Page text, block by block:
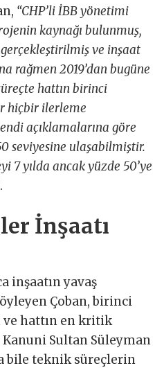
“CHP’li İBB yönetimi
kaynağı bulunmuş,
ve inşaat
rağmen 2019’dan bugüne
hattın birinci
hiçbir ilerleme
açıklamalarına göre
seviyesine ulaşabilmiştir.
7 yılda ancak yüzde 50’ye
İnşaatı
inşaatın yavaş
Çoban, birinci
ve hattın en kritik
Sultan Süleyman
bile teknik süreçlerin